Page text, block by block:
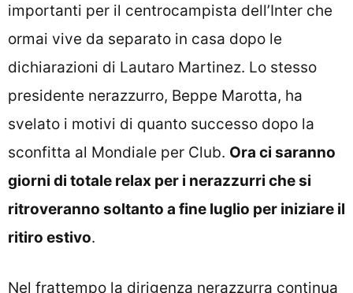
importanti per il centrocampista dell’Inter che
ormai vive da separato in casa dopo le
dichiarazioni di Lautaro Martinez. Lo stesso
presidente nerazzurro, Beppe Marotta, ha
svelato i motivi di quanto successo dopo la
sconfitta al Mondiale per Club. Ora ci saranno
giorni di totale relax per i nerazzurri che si
ritroveranno soltanto a fine luglio per iniziare il
ritiro estivo.
Nel frattempo la dirigenza nerazzurra continua